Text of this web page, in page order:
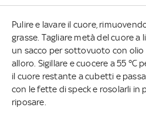
Pulire e lavare il cuore,
grasse. Tagliare metà del cuore
un sacco per sottovuoto con olio
alloro. Sigillare e cuocere a 55 °C
il cuore restante a cubetti e
con le fette di speck e rosolarli in
riposare.